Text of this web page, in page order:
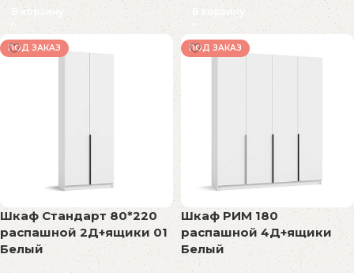
В корзину В корзину
ПОД ЗАКАЗ
Шкаф Стандарт 80*220
распашной 2Д+ящики 01
Белый
ПОД ЗАКАЗ
Шкаф РИМ 180
распашной 4Д+ящики
Белый